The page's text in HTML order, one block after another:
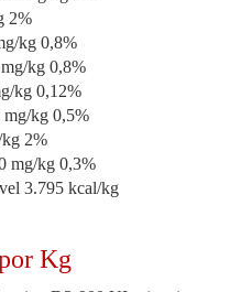
2%
kg 0,8%
kg 0,8%
kg 0,12%
mg/kg 0,5%
kg 2%
mg/kg 0,3%
3.795 kcal/kg
Kg